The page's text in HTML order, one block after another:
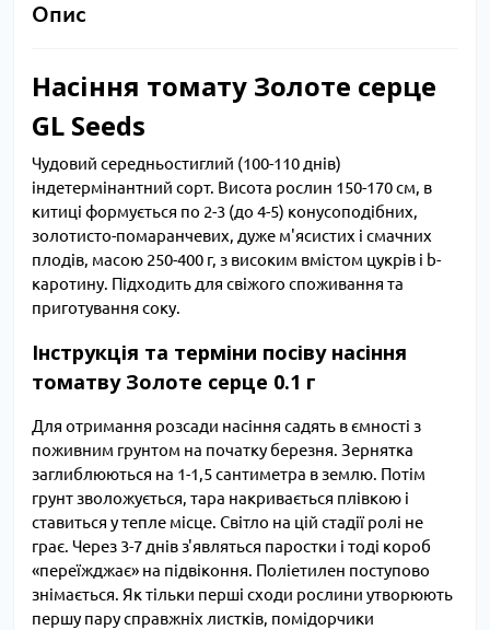
Опис
Насіння томату Золоте серце
GL Seeds
Чудовий середньостиглий (100-110 днів)
індетермінантний сорт. Висота рослин 150-170 см, в
китиці формується по 2-3 (до 4-5) конусоподібних,
золотисто-помаранчевих, дуже м'ясистих і смачних
плодів, масою 250-400 г, з високим вмістом цукрів і b-
каротину. Підходить для свіжого споживання та
приготування соку.
Інструкція та терміни посіву насіння
томатву Золоте серце 0.1 г
Для отримання розсади насіння садять в ємності з
поживним грунтом на початку березня. Зернятка
заглиблюються на 1-1,5 сантиметра в землю. Потім
грунт зволожується, тара накривається плівкою і
ставиться у тепле місце. Світло на цій стадії ролі не
грає. Через 3-7 днів з'являться паростки і тоді короб
«переїжджає» на підвіконня. Поліетилен поступово
знімається. Як тільки перші сходи рослини утворюють
першу пару справжніх листків, помідорчики